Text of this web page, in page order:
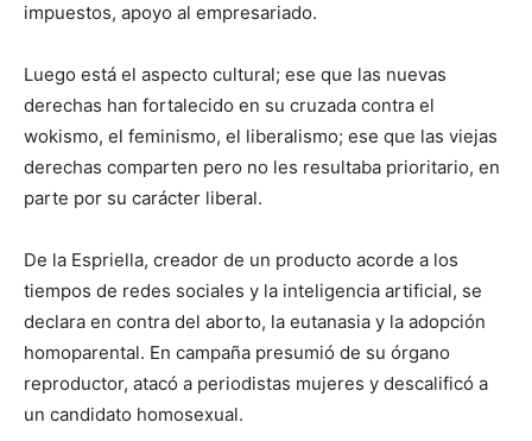
impuestos, apoyo al empresariado.
Luego está el aspecto cultural; ese que las nuevas
derechas han fortalecido en su cruzada contra el
wokismo, el feminismo, el liberalismo; ese que las viejas
derechas comparten pero no les resultaba prioritario, en
parte por su carácter liberal.
De la Espriella, creador de un producto acorde a los
tiempos de redes sociales y la inteligencia artificial, se
declara en contra del aborto, la eutanasia y la adopción
homoparental. En campaña presumió de su órgano
reproductor, atacó a periodistas mujeres y descalificó a
un candidato homosexual.